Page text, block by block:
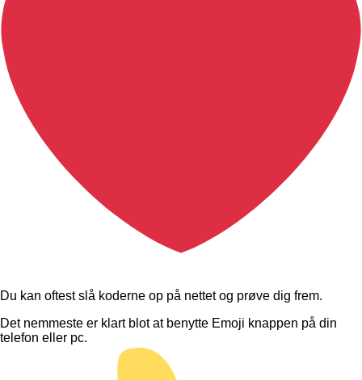
Du kan oftest slå koderne op på nettet og prøve dig frem.
Det nemmeste er klart blot at benytte Emoji knappen på din
telefon eller pc.